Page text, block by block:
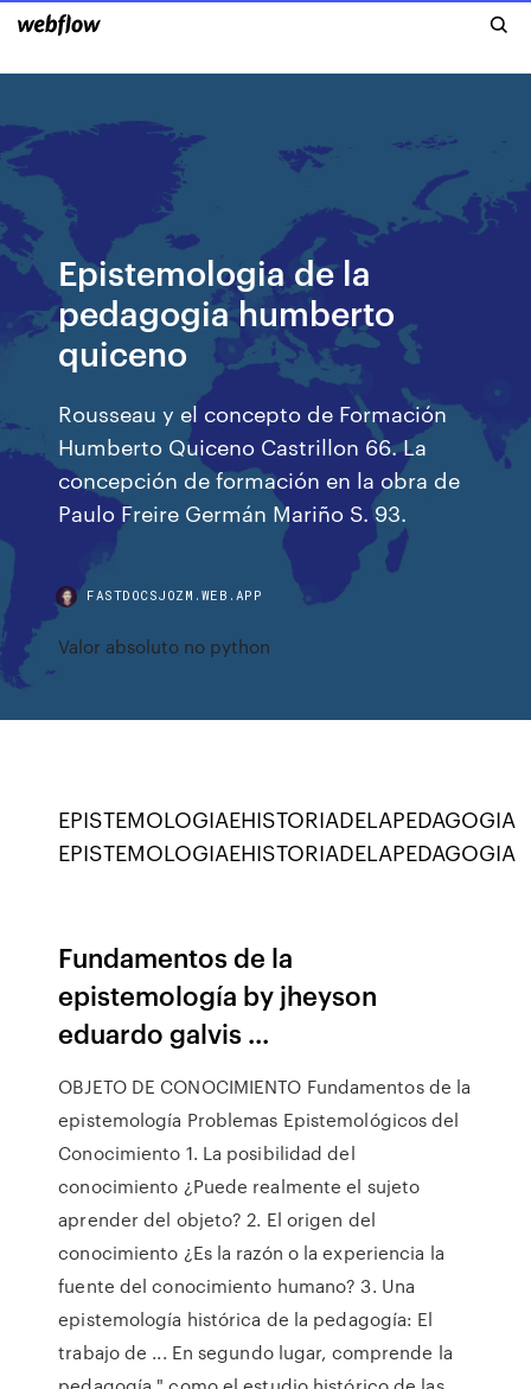
Epistemologia de la
pedagogia humberto
quiceno
Rousseau y el concepto de Formación
Humberto Quiceno Castrillon 66. La
concepción de formación en la obra de
Paulo Freire Germán Mariño S. 93.
FASTDOCSJOZM.WEB.APP
Valor absoluto no python
EPISTEMOLOGIAEHISTORIADELAPEDAGOGIA
EPISTEMOLOGIAEHISTORIADELAPEDAGOGIA
Fundamentos de la
epistemología by jheyson
eduardo galvis ...
OBJETO DE CONOCIMIENTO Fundamentos de la
epistemología Problemas Epistemológicos del
Conocimiento 1. La posibilidad del
conocimiento ¿Puede realmente el sujeto
aprender del objeto? 2. El origen del
conocimiento ¿Es la razón o la experiencia la
fuente del conocimiento humano? 3. Una
epistemología histórica de la pedagogía: El
trabajo de ... En segundo lugar, comprende la